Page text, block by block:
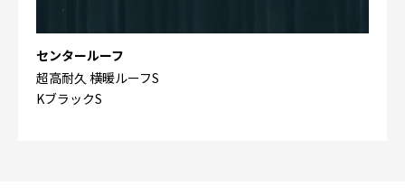
センタールーフ
超高耐久 横暖ルーフS
KブラックS